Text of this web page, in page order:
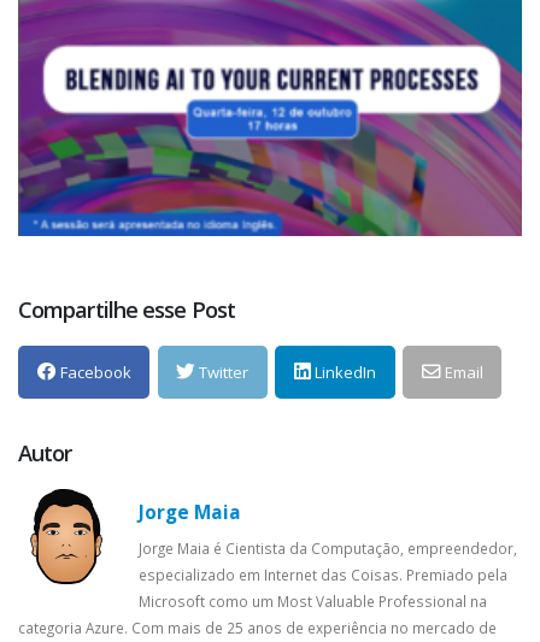
Compartilhe esse Post
Facebook Twitter LinkedIn Email
Autor
Jorge Maia
Jorge Maia é Cientista da Computação, empreendedor,
especializado em Internet das Coisas. Premiado pela
Microsoft como um Most Valuable Professional na
categoria Azure. Com mais de 25 anos de experiência no mercado de